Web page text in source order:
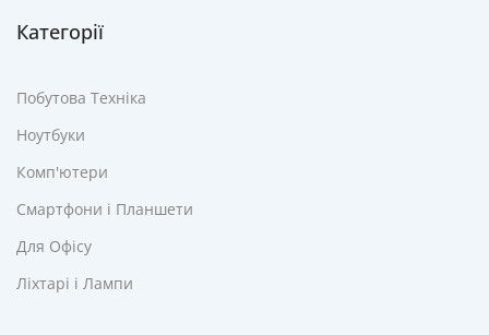
Категорії
Побутова Техніка
Ноутбуки
Комп'ютери
Смартфони і Планшети
Для Офісу
Ліхтарі і Лампи